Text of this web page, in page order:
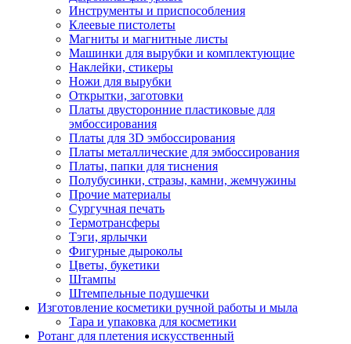
Инструменты и приспособления
Клеевые пистолеты
Магниты и магнитные листы
Машинки для вырубки и комплектующие
Наклейки, стикеры
Ножи для вырубки
Открытки, заготовки
Платы двусторонние пластиковые для
эмбоссирования
Платы для 3D эмбоссирования
Платы металлические для эмбоссирования
Платы, папки для тиснения
Полубусинки, стразы, камни, жемчужины
Прочие материалы
Сургучная печать
Термотрансферы
Тэги, ярлычки
Фигурные дыроколы
Цветы, букетики
Штампы
Штемпельные подушечки
Изготовление косметики ручной работы и мыла
Тара и упаковка для косметики
Ротанг для плетения искусственный